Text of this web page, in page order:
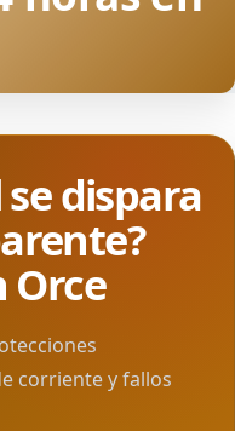
dispara
Orce
corriente y fallos